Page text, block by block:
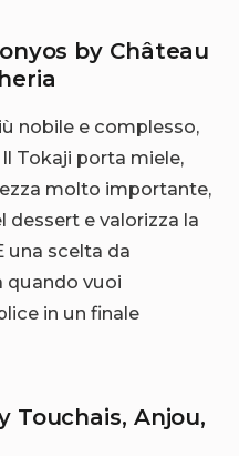
by Château
nobile e complesso,
Tokaji porta miele,
molto importante,
dessert e valorizza la
una scelta da
quando vuoi
in un finale
Touchais, Anjou,